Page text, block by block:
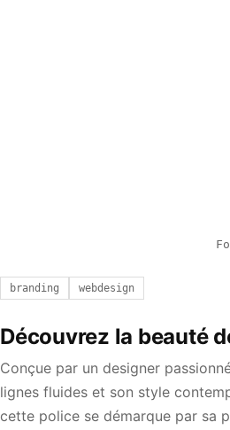
branding webdesign
Découvrez la beauté
Conçue par un designer
lignes fluides et son style
cette police se démarque par sa